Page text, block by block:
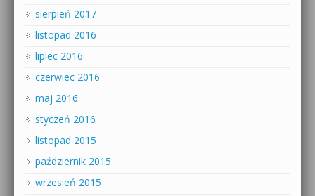
sierpień 2017
listopad 2016
lipiec 2016
czerwiec 2016
maj 2016
styczeń 2016
listopad 2015
październik 2015
wrzesień 2015